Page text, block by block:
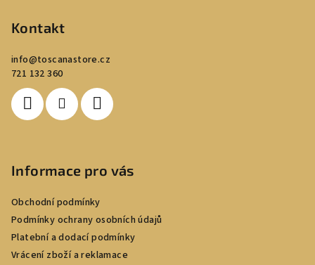
Kontakt
info@toscanastore.cz
721 132 360
Informace pro vás
Obchodní podmínky
Podmínky ochrany osobních údajů
Platební a dodací podmínky
Vrácení zboží a reklamace